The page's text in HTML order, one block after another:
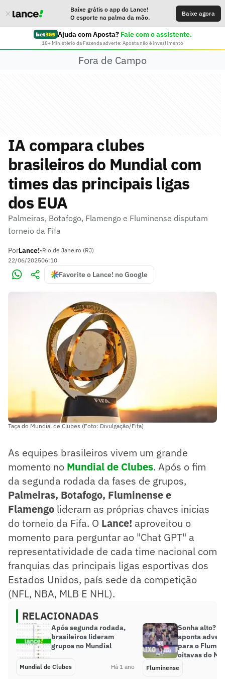
Baixe grátis o app do Lance!
O esporte na palma da mão.
Baixe agora
Ajuda com Aposta? Fale com o assistente.
18+ Ministério da Fazenda adverte: Aposta não é investimento
Fora de Campo
IA compara clubes
brasileiros do Mundial com
times das principais ligas
dos EUA
Palmeiras, Botafogo, Flamengo e Fluminense disputam
torneio da Fifa
PorLance!•Rio de Janeiro (RJ)
22/06/202506:10
Favorite o Lance! no Google
Taça do Mundial de Clubes (Foto: Divulgação/Fifa)
As equipes brasileiros vivem um grande
momento no Mundial de Clubes. Após o fim
da segunda rodada da fases de grupos,
Palmeiras, Botafogo, Fluminense e
Flamengo lideram as próprias chaves inicias
do torneio da Fifa. O Lance! aproveitou o
momento para perguntar ao "Chat GPT" a
representatividade de cada time nacional com
franquias das principais ligas esportivas dos
Estados Unidos, país sede da competição
(NFL, NBA, MLB E NHL).
RELACIONADAS
Após segunda rodada,
brasileiros lideram
grupos no Mundial
Mundial de Clubes Há 1 ano
Sonha alto?
aponta
para o
oitavas do
Fluminense